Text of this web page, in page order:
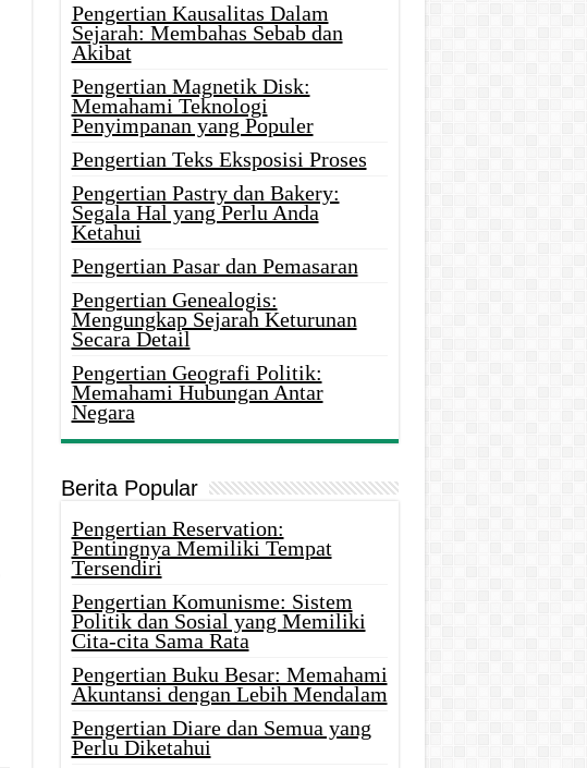
Pengertian Kausalitas Dalam
Sejarah: Membahas Sebab dan
Akibat
Pengertian Magnetik Disk:
Memahami Teknologi
Penyimpanan yang Populer
Pengertian Teks Eksposisi Proses
Pengertian Pastry dan Bakery:
Segala Hal yang Perlu Anda
Ketahui
Pengertian Pasar dan Pemasaran
Pengertian Genealogis:
Mengungkap Sejarah Keturunan
Secara Detail
Pengertian Geografi Politik:
Memahami Hubungan Antar
Negara
Berita Popular
Pengertian Reservation:
Pentingnya Memiliki Tempat
Tersendiri
Pengertian Komunisme: Sistem
Politik dan Sosial yang Memiliki
Cita-cita Sama Rata
Pengertian Buku Besar: Memahami
Akuntansi dengan Lebih Mendalam
Pengertian Diare dan Semua yang
Perlu Diketahui